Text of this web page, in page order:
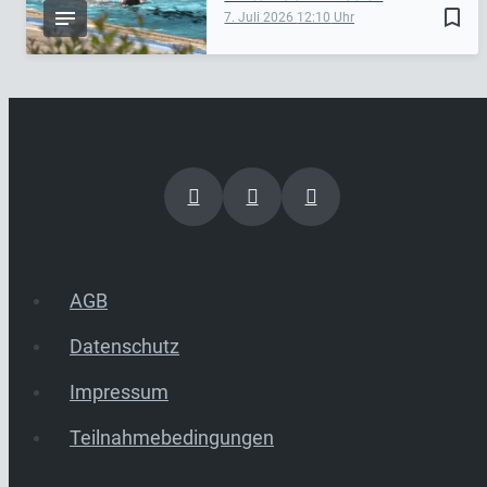
bookmark_border
7. Juli 2026 12:10
AGB
Datenschutz
Impressum
Teilnahmebedingungen